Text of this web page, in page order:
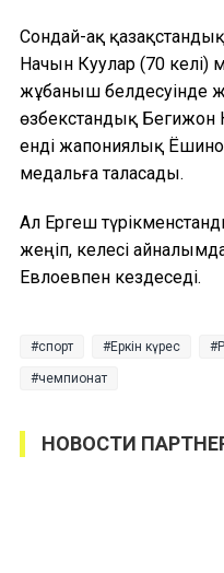
Сондай-ақ
Начын Куулар (70 келі)
жұбаныш белдесуінде
өзбекстандық Бегижон
енді жапониялық
медальға таласады.
Ал Ергеш
жеңіп, келесі
Евлоевпен кездеседі.
спорт Еркін күрес
чемпионат
НОВОСТИ